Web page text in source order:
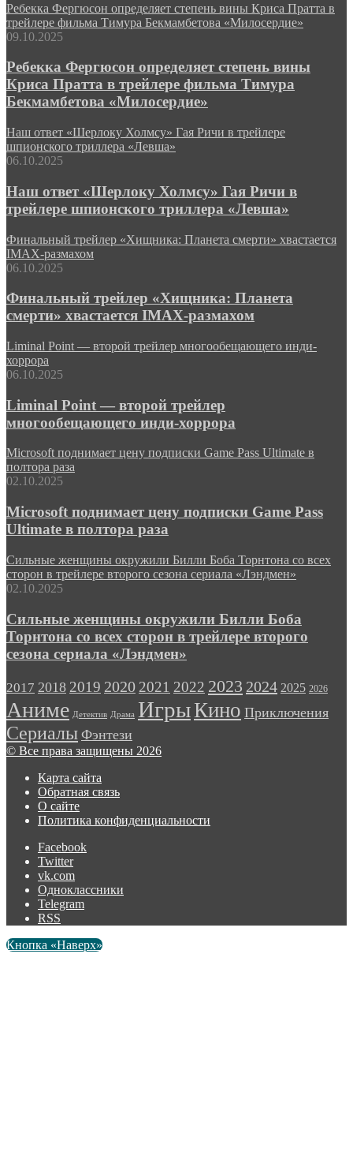
Ребекка Фергюсон определяет степень вины Криса Пратта в
трейлере фильма Тимура Бекмамбетова «Милосердие»
09.10.2025
Ребекка Фергюсон определяет степень вины
Криса Пратта в трейлере фильма Тимура
Бекмамбетова «Милосердие»
Наш ответ «Шерлоку Холмсу» Гая Ричи в трейлере
шпионского триллера «Левша»
06.10.2025
Наш ответ «Шерлоку Холмсу» Гая Ричи в
трейлере шпионского триллера «Левша»
Финальный трейлер «Хищника: Планета смерти» хвастается
IMAX-размахом
06.10.2025
Финальный трейлер «Хищника: Планета
смерти» хвастается IMAX-размахом
Liminal Point — второй трейлер многообещающего инди-
хоррора
06.10.2025
Liminal Point — второй трейлер
многообещающего инди-хоррора
Microsoft поднимает цену подписки Game Pass Ultimate в
полтора раза
02.10.2025
Microsoft поднимает цену подписки Game Pass
Ultimate в полтора раза
Сильные женщины окружили Билли Боба Торнтона со всех
сторон в трейлере второго сезона сериала «Лэндмен»
02.10.2025
Сильные женщины окружили Билли Боба
Торнтона со всех сторон в трейлере второго
сезона сериала «Лэндмен»
2017 2018 2019 2020 2021 2022 2023 2024 2025 2026
Аниме Детектив Драма ИгрыКино Приключения
Сериалы Фэнтези
© Все права защищены 2026
Карта сайта
Обратная связь
О сайте
Политика конфиденциальности
Facebook
Twitter
vk.com
Одноклассники
Telegram
RSS
Кнопка «Наверх»